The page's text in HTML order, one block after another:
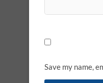
Save my name,